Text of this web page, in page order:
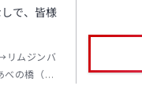
で、皆様
リムジンバ
べの橋（天